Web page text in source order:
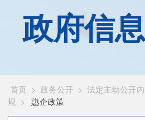
政府信
首页 > 政务公开 > 法定主动公开
规 > 惠企政策